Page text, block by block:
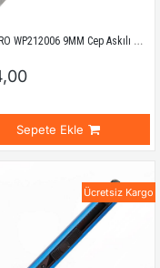
WORKPRO WP212006 9MM Cep Askılı Maket Bıçağı
Sepete Ekle
Ücretsiz Kargo